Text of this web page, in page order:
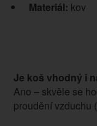
Materiál: kov
Je koš vhodný i
Ano – skvěle se
proudění vzduchu